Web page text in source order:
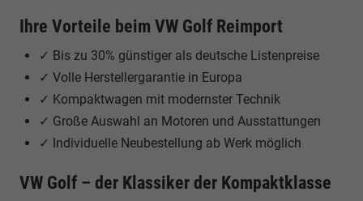
Ihre Vorteile beim VW Golf Reimport
✓ Bis zu 30% günstiger als deutsche Listenpreise
✓ Volle Herstellergarantie in Europa
✓ Kompaktwagen mit modernster Technik
✓ Große Auswahl an Motoren und Ausstattungen
✓ Individuelle Neubestellung ab Werk möglich
VW Golf – der Klassiker der Kompaktklasse